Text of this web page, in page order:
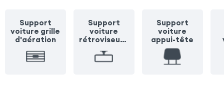
Support
voiture grille
d'aération
Support
voiture
rétroviseur /
Support
voiture
appui-tête